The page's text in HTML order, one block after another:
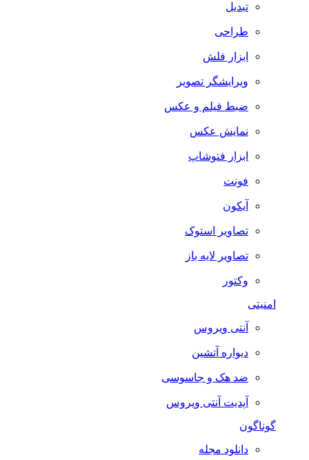
تبدیل
طراحی
ابزار فلش
ویرایشگر تصویر
ضبط فيلم و عكس
نمایش عکس
ابزار فتوشاپ
فونت
آیکون
تصاویر استوک
تصاویر لایه باز
وکتور
امنیتی
آنتی ویروس
دیواره آتشین
ضد هک و جاسوسی
آپدیت آنتی ویروس
گوناگون
دانلود مجله